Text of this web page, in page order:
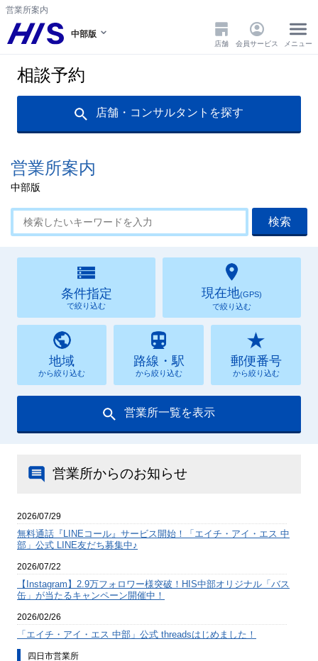
営業所案内
中部版
店舗 会員サービス メニュー
相談予約
店舗・コンサルタントを探す
営業所案内
中部版
条件指定
で絞り込む
現在地(GPS)
で絞り込む
地域
から絞り込む
路線・駅
から絞り込む
郵便番号
から絞り込む
営業所一覧を表示
営業所からのお知らせ
2026/07/29
無料通話『LINEコール』サービス開始！「エイチ・アイ・エス 中
部」公式 LINE友だち募集中♪
2026/07/22
【Instagram】2.9万フォロワー様突破！HIS中部オリジナル「バス
缶」が当たるキャンペーン開催中！
2026/02/26
「エイチ・アイ・エス 中部」公式 threadsはじめました！
四日市営業所